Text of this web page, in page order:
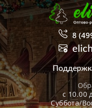
8
с 10.00
Суббота/